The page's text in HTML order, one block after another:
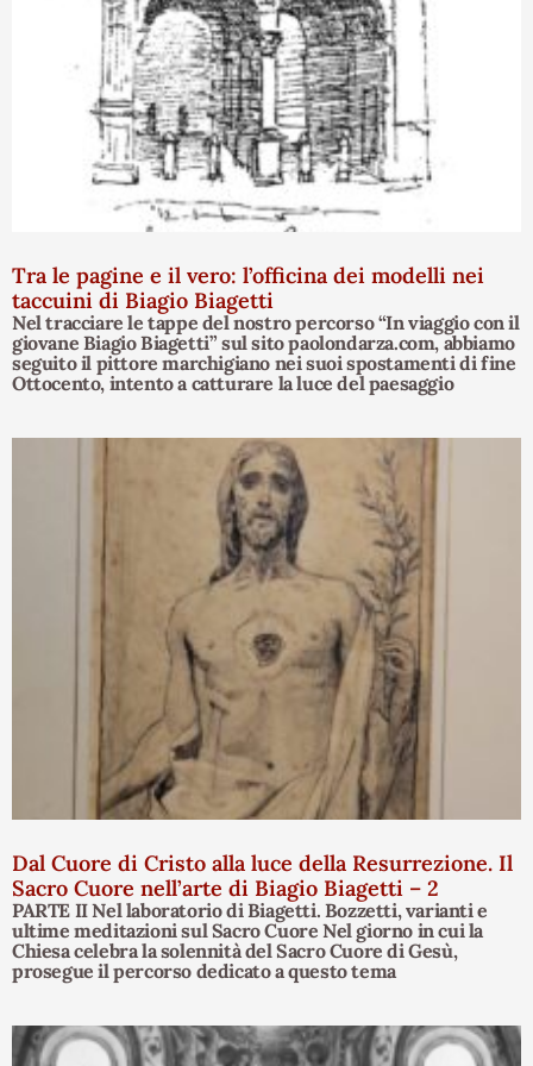
Tra le pagine e il vero: l’officina dei modelli nei
taccuini di Biagio Biagetti
Nel tracciare le tappe del nostro percorso “In viaggio con il
giovane Biagio Biagetti” sul sito paolondarza.com, abbiamo
seguito il pittore marchigiano nei suoi spostamenti di fine
Ottocento, intento a catturare la luce del paesaggio
Dal Cuore di Cristo alla luce della Resurrezione. Il
Sacro Cuore nell’arte di Biagio Biagetti – 2
PARTE II Nel laboratorio di Biagetti. Bozzetti, varianti e
ultime meditazioni sul Sacro Cuore Nel giorno in cui la
Chiesa celebra la solennità del Sacro Cuore di Gesù,
prosegue il percorso dedicato a questo tema